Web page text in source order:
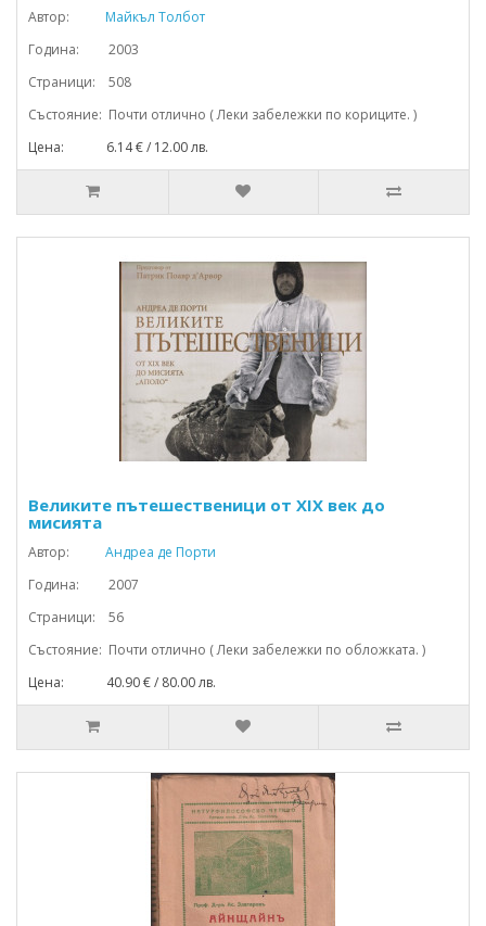
Автор:
Майкъл Толбот
Година: 2003
Страници: 508
Състояние: Почти отлично ( Леки забележки по кориците. )
Цена: 6.14 € / 12.00 лв.
Великите пътешественици от XIX век до
мисията
Автор:
Андреа де Порти
Година: 2007
Страници: 56
Състояние: Почти отлично ( Леки забележки по обложката. )
Цена: 40.90 € / 80.00 лв.